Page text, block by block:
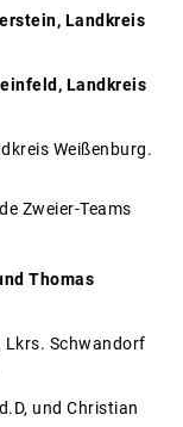
Landkreis
Landkreis
Weißenburg.
Zweier-Teams
Thomas
Lkrs. Schwandorf
und Christian